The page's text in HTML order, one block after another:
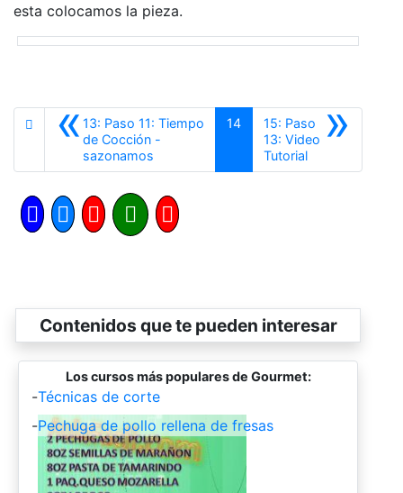
esta colocamos la pieza.
«13: Paso 11: Tiempo
de Cocción -
sazonamos
14 »
15: Paso
13: Video
TutorialSiguiente
Contenidos que te pueden interesar
Los cursos más populares de Gourmet:
-Técnicas de corte
-Pechuga de pollo rellena de fresas